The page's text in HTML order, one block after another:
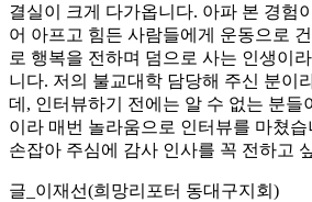
결실이 크게 다가옵니다. 아파 본 경험
어 아프고 힘든 사람들에게 운동으로
로 행복을 전하며 덤으로 사는 인생이
니다. 저의 불교대학 담당해 주신 분이
데, 인터뷰하기 전에는 알 수 없는 분들
이라 매번 놀라움으로 인터뷰를 마쳤
손잡아 주심에 감사 인사를 꼭 전하고
글_이재선(희망리포터 동대구지회)